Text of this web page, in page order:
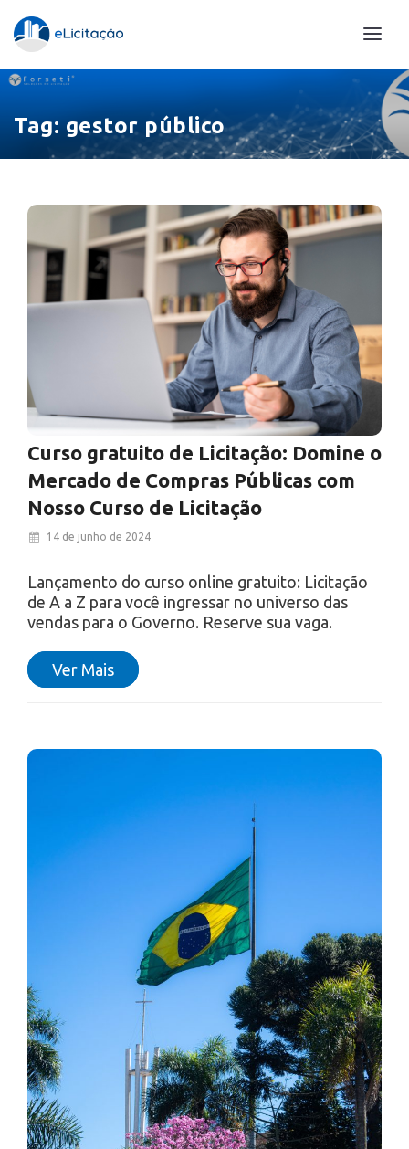
Tag:gestor público
Curso gratuito de Licitação: Domine o
Mercado de Compras Públicas com
Nosso Curso de Licitação
14 de junho de 2024
Lançamento do curso online gratuito: Licitação
de A a Z para você ingressar no universo das
vendas para o Governo. Reserve sua vaga.
Ver Mais